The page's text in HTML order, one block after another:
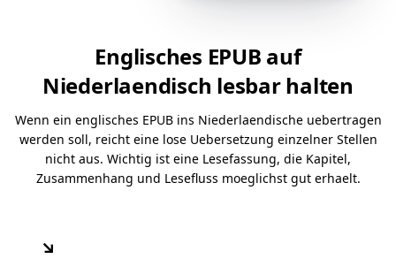
Englisches EPUB auf
Niederlaendisch lesbar halten
Wenn ein englisches EPUB ins Niederlaendische uebertragen
werden soll, reicht eine lose Uebersetzung einzelner Stellen
nicht aus. Wichtig ist eine Lesefassung, die Kapitel,
Zusammenhang und Lesefluss moeglichst gut erhaelt.
↘